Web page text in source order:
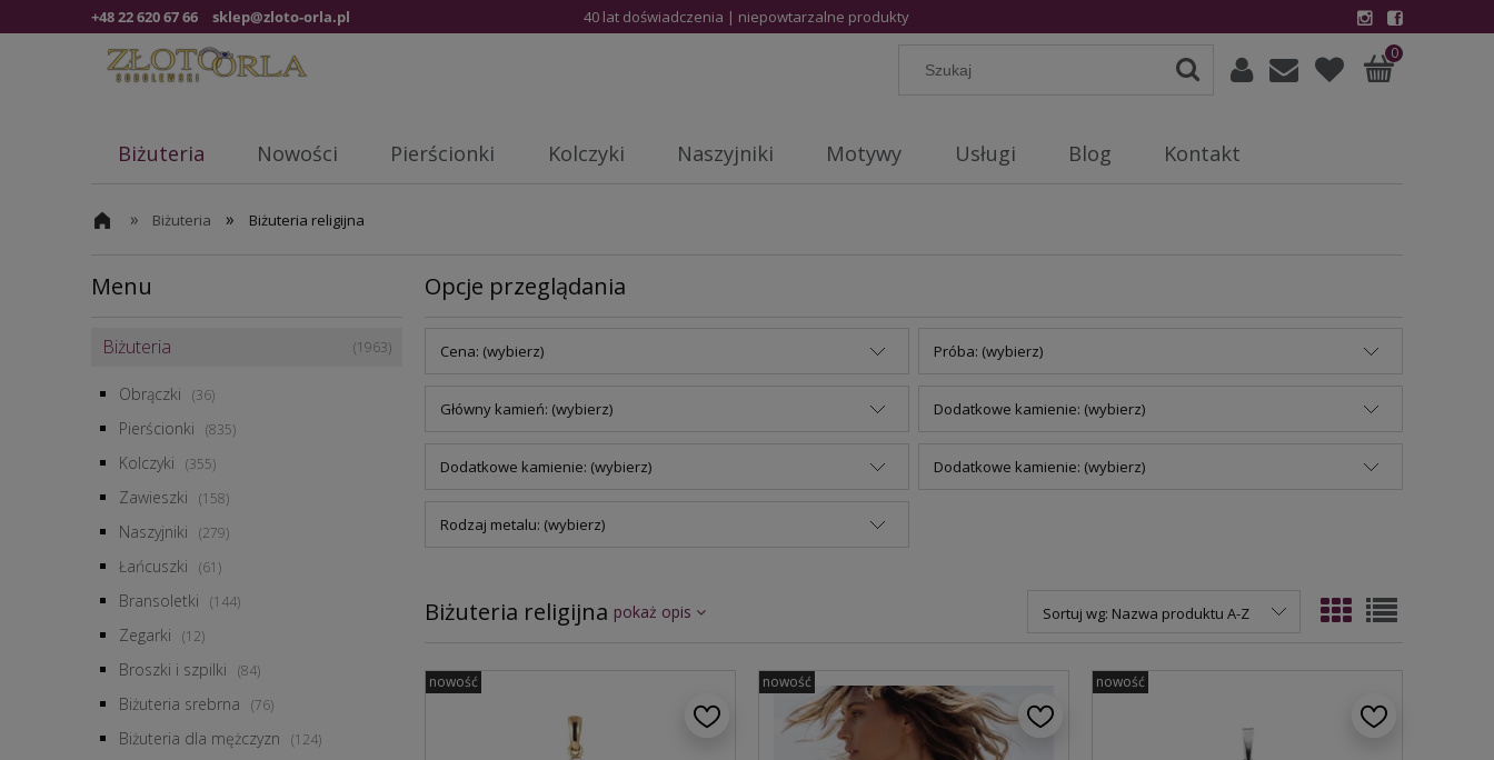
+48 22 620 67 66 sklep@zloto-orla.pl 40 lat doświadczenia | niepowtarzalne produkty
0
Biżuteria Nowości Pierścionki Kolczyki Naszyjniki Motywy Usługi Blog Kontakt
» Biżuteria » Biżuteria religijna
Menu
Biżuteria (1963)
Obrączki (36)
Pierścionki (835)
Kolczyki (355)
Zawieszki (158)
Naszyjniki (279)
Łańcuszki (61)
Bransoletki (144)
Zegarki (12)
Broszki i szpilki (84)
Biżuteria srebrna (76)
Biżuteria dla mężczyzn (124)
Opcje przeglądania
Cena: (wybierz) Próba: (wybierz)
Główny kamień: (wybierz) Dodatkowe kamienie: (wybierz)
Dodatkowe kamienie: (wybierz) Dodatkowe kamienie: (wybierz)
Rodzaj metalu: (wybierz)
Biżuteria religijna pokaż opis Sortuj wg: Nazwa produktu A-Z
nowość nowość nowość